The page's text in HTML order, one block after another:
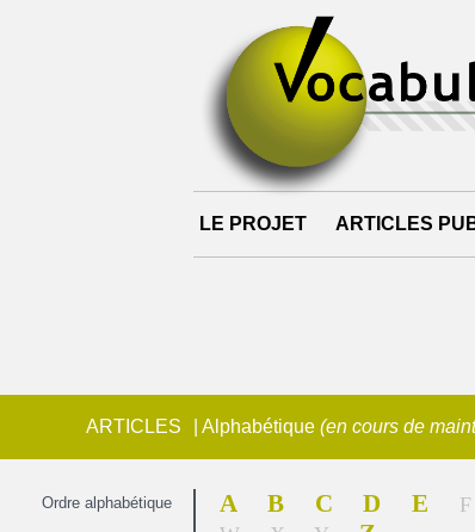
LE PROJET ARTICLES
ARTICLES |Alphabétique(en cours de
Ordre alphabétique A B C D E F